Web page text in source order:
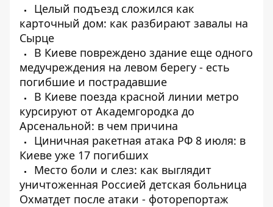
Целый подъезд сложился как
карточный дом: как разбирают завалы на
Сырце
В Киеве повреждено здание еще одного
медучреждения на левом берегу - есть
погибшие и пострадавшие
В Киеве поезда красной линии метро
курсируют от Академгородка до
Арсенальной: в чем причина
Циничная ракетная атака РФ 8 июля: в
Киеве уже 17 погибших
Место боли и слез: как выглядит
уничтоженная Россией детская больница
Охматдет после атаки - фоторепортаж